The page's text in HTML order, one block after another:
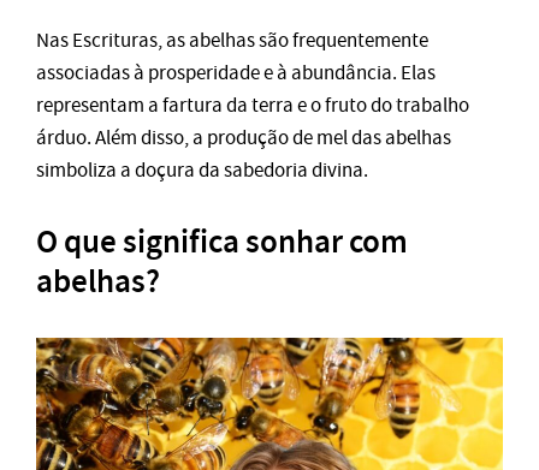
Nas Escrituras, as abelhas são frequentemente
associadas à prosperidade e à abundância. Elas
representam a fartura da terra e o fruto do trabalho
árduo. Além disso, a produção de mel das abelhas
simboliza a doçura da sabedoria divina.
O que significa sonhar com
abelhas?